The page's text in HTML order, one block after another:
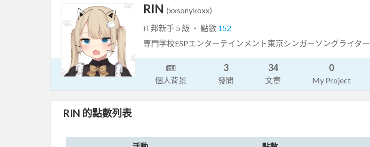
RIN (xxsonykoxx)
iT邦新手 5 級 ‧ 點數 152
専門学校ESPエンターテインメント東京シンガーソングライター
個人背景
3
發問
34
文章
0
My Project
RIN 的點數列表